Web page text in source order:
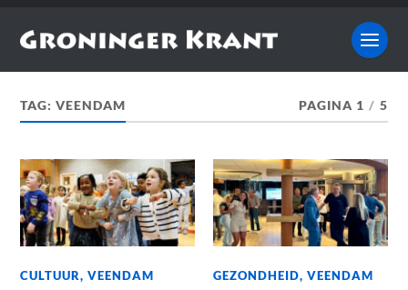
TAG:VEENDAM PAGINA 1 / 5
CULTUUR,VEENDAM GEZONDHEID,VEENDAM